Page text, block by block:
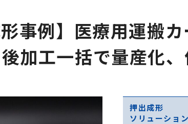
形事例】医療用運搬
加工一括で量産化
押出成形
ソリューション